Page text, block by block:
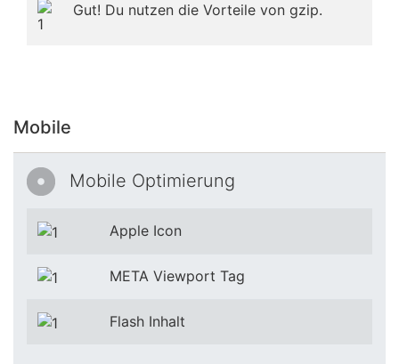
Gut! Du nutzen die Vorteile von gzip.
Mobile
Mobile Optimierung
Apple Icon
META Viewport Tag
Flash Inhalt